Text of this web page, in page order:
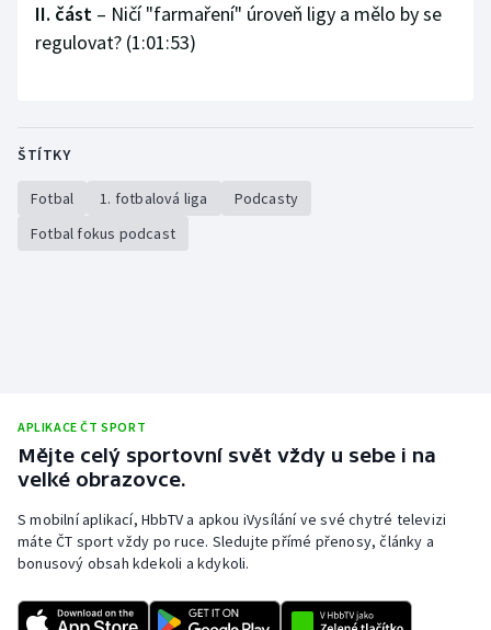
Ragby
Sportovní střelba
Vodní slalom
Volejbal
Ostatní
II. část – Ničí "farmaření" úroveň ligy a mělo by se
regulovat? (1:01:53)
ŠTÍTKY
Fotbal 1. fotbalová liga
Podcasty
Fotbal fokus podcast
APLIKACE ČT SPORT
Mějte celý sportovní svět vždy u sebe i na
velké obrazovce.
S mobilní aplikací, HbbTV a apkou iVysílání ve své chytré televizi
máte ČT sport vždy po ruce. Sledujte přímé přenosy, články a
bonusový obsah kdekoli a kdykoli.